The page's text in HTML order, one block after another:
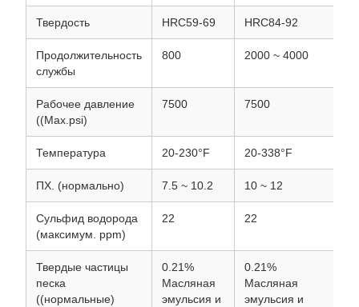
Твердость HRC59-69 HRC84-92
Продолжительность
службы
800 2000 ~ 4000
Рабочее давление
((Max.psi)
7500 7500
Температура 20-230°F 20-338°F
ПХ. (нормально) 7.5 ~ 10.2 10 ~ 12
Сульфид водорода
(максимум. ppm)
22 22
Твердые частицы
песка
((нормальные)
0.21%
Масляная
эмульсия и
0.21%
Масляная
эмульсия и